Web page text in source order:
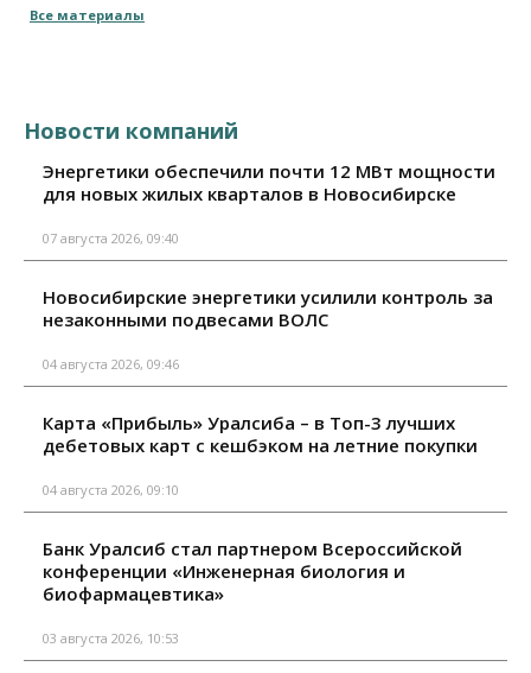
Все материалы
Новости компаний
Энергетики обеспечили почти 12 МВт мощности
для новых жилых кварталов в Новосибирске
07 августа 2026, 09:40
Новосибирские энергетики усилили контроль за
незаконными подвесами ВОЛС
04 августа 2026, 09:46
Карта «Прибыль» Уралсиба – в Топ-3 лучших
дебетовых карт с кешбэком на летние покупки
04 августа 2026, 09:10
Банк Уралсиб стал партнером Всероссийской
конференции «Инженерная биология и
биофармацевтика»
03 августа 2026, 10:53